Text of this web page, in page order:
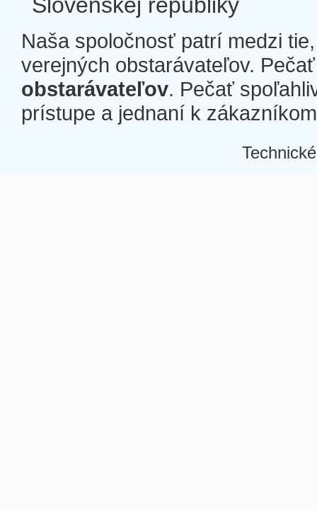
Naša spoločnosť patrí medzi
verejných obstarávateľov.
obstarávateľov. Pečať
prístupe a jednaní k